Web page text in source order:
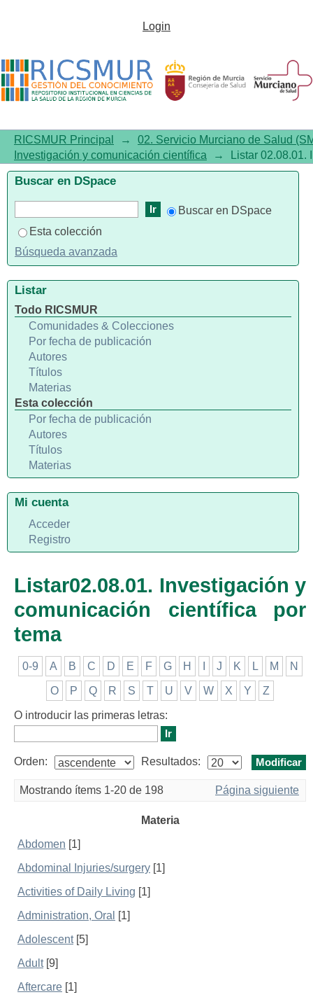
Listar02.08.01. Investigación y
tema
Login
RICSMUR Principal →
02. Servicio Murciano de Salud
Investigación y comunicación científica
→ Listar 02.08.01.
Listar02.08.01. Investigación y
comunicación científica por
tema
0-9 A B C D E F G H J K L M N
O P Q R S T U V W X Y Z
O introducir las primeras letras:
Orden: Resultados:
Mostrando ítems 1-20 de 198 Página siguiente
Materia
Abdomen [1]
Abdominal Injuries/surgery [1]
Activities of Daily Living [1]
Administration, Oral
[1]
Adolescent[5]
Adult[9]
Aftercare [1]
Buscar en DSpace
Buscar en DSpace
Esta colección
Búsqueda avanzada
Listar
Todo RICSMUR
Comunidades & Colecciones
Por fecha de publicación
Autores
Títulos
Materias
Esta colección
Por fecha de publicación
Autores
Títulos
Materias
Mi cuenta
Acceder
Registro